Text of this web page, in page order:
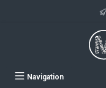
Navigation